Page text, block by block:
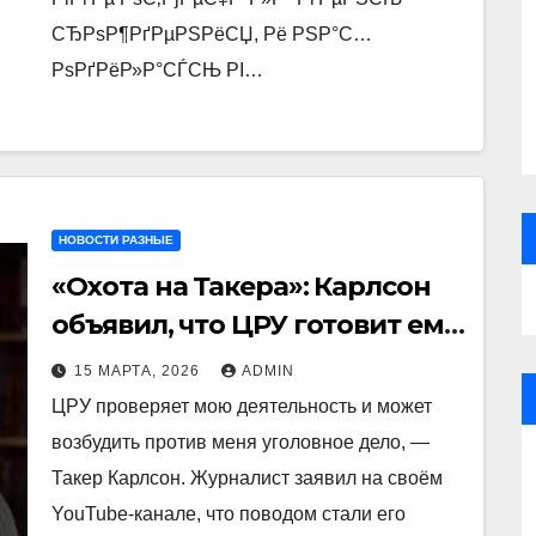
СЂРѕР¶РґРµРЅРёСЏ, Рё РЅР°С…
РѕРґРёР»Р°СЃСЊ РІ…
НОВОСТИ РАЗНЫЕ
«Охота на Такера»: Карлсон
объявил, что ЦРУ готовит ему
уголовное дело из-за
контактов с Ираном
15 МАРТА, 2026 ADMIN
ЦРУ проверяет мою деятельность и может
возбудить против меня уголовное дело, —
Такер Карлсон. Журналист заявил на своём
YouTube-канале, что поводом стали его